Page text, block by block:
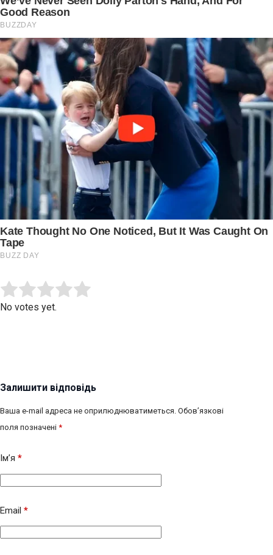
Rate this item:
No votes yet.
Залишити відповідь
Ваша e-mail адреса не оприлюднюватиметься. Обов’язкові
поля позначені *
Ім’я *
Email *